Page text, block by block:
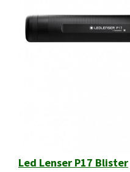
Led Lenser P17 Blister